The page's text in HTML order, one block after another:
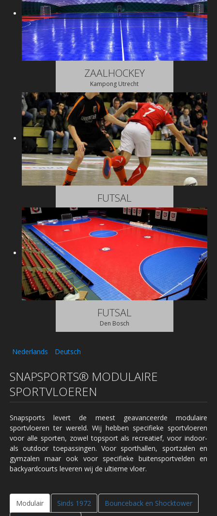
ZAALHOCKEY
Kampong Utrecht
FUTSAL
FUTSAL
Den Bosch
Nederlands Deutsch
SNAPSPORTS® MODULAIRE
SPORTVLOEREN
Snapsports levert de meest geavanceerde modulaire
sportvloeren ter wereld. Wij hebben specifieke sportvloeren
voor alle sporten, zowel topsport als recreatief, voor indoor-
als outdoor toepassingen. Voor sporthallen, sportzalen en
gymzalen maar ook voor specifieke buitensportvelden en
backyardcourts leveren wij de ultieme vloer.
Modulair Sinds 1972
Bounceback en Shocktower